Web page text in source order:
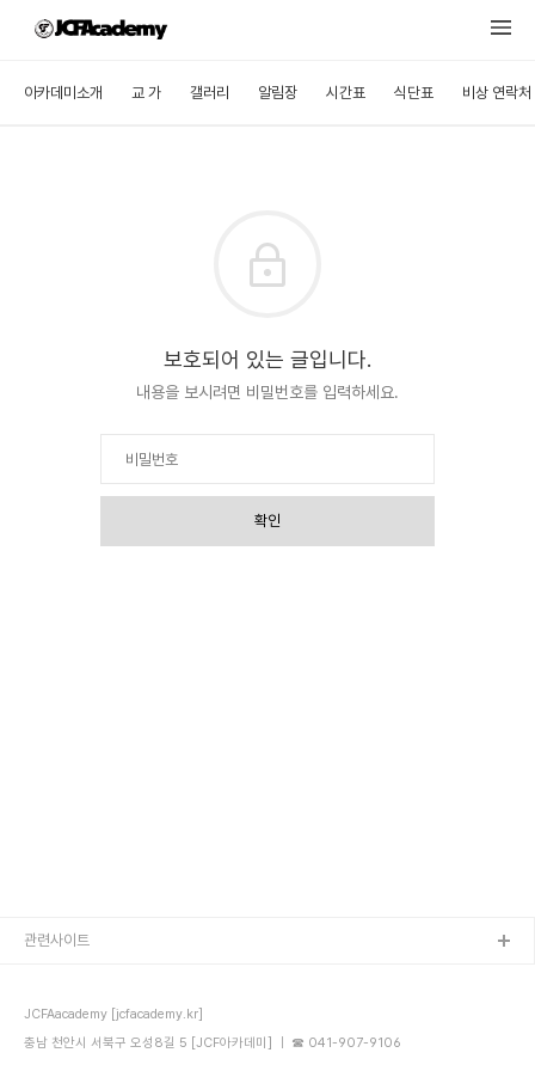
아카데미소개 교 가 갤러리 알림장 시간표 식단표 비상 연락처
보호되어 있는 글입니다.
내용을 보시려면 비밀번호를 입력하세요.
확인
JCFAacademy [jcfacademy.kr]
충남 천안시 서북구 오성8길 5 [JCF아카데미] ｜ ☎ 041-907-9106
관련사이트